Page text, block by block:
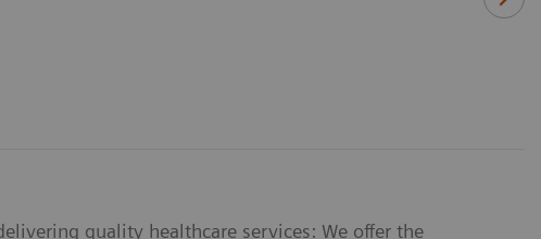
quality healthcare services: We offer the